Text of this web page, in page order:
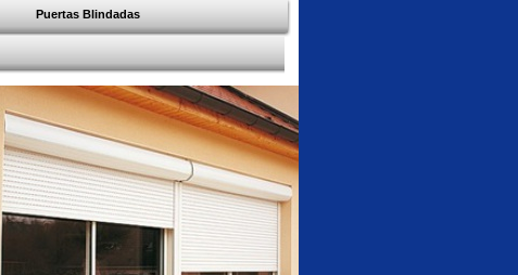
Puertas Blindadas